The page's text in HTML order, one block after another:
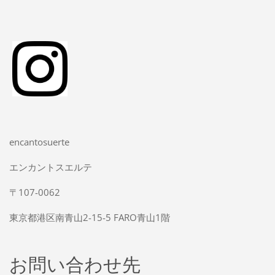
encantosuerte
エンカントスエルテ
〒107-0062
東京都港区南青山2-15-5 FARO青山1階
お問い合わせ先